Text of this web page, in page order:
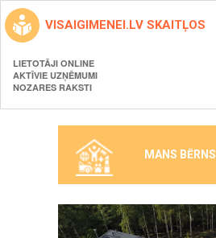
VISAIGIMENEI.LV SKAITĻOS
LIETOTĀJI ONLINE
AKTĪVIE UZŅĒMUMI
NOZARES RAKSTI
MANS BĒRNS